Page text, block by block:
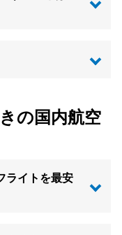
の国内航空
ライトを最安